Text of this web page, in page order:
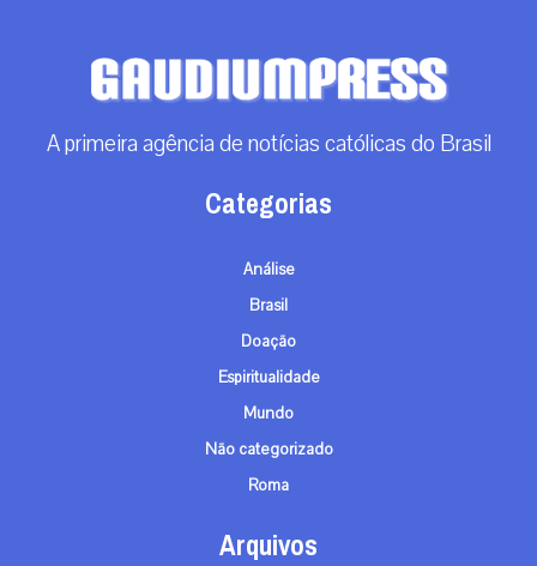
A primeira agência de notícias católicas do Brasil
Categorias
Análise
Brasil
Doação
Espiritualidade
Mundo
Não categorizado
Roma
Arquivos